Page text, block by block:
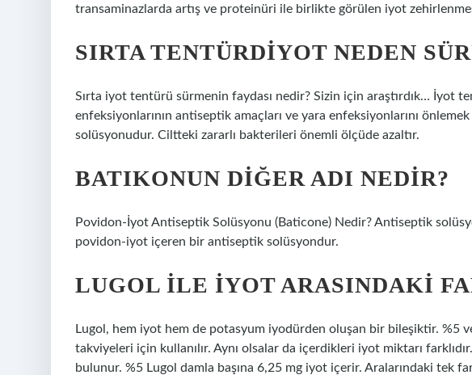
transaminazlarda artış ve proteinüri ile birlikte görülen iyot
SIRTA TENTÜRDIYOT NEDEN
Sırta iyot tentürü sürmenin faydası nedir? Sizin için araştırdık… İyot
enfeksiyonlarının antiseptik amaçları ve yara enfeksiyonlarını
solüsyonudur. Ciltteki zararlı bakterileri önemli ölçüde azaltır.
BATIKONUN DIĞER ADI NEDIR?
Povidon-İyot Antiseptik Solüsyonu (Baticone) Nedir? Antiseptik
povidon-iyot içeren bir antiseptik solüsyondur.
LUGOL ILE IYOT ARASINDAKI
Lugol, hem iyot hem de potasyum iyodürden oluşan bir bileşiktir. %5
takviyeleri için kullanılır. Aynı olsalar da içerdikleri iyot miktarı
bulunur. %5 Lugol damla başına 6,25 mg iyot içerir. Aralarındaki tek